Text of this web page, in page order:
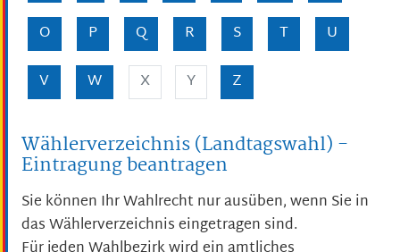
O
P Q R S T
U
V
W X Y Z
Wählerverzeichnis (Landtagswahl) -
Eintragung beantragen
Sie können Ihr Wahlrecht nur ausüben, wenn Sie in
das Wählerverzeichnis eingetragen sind.